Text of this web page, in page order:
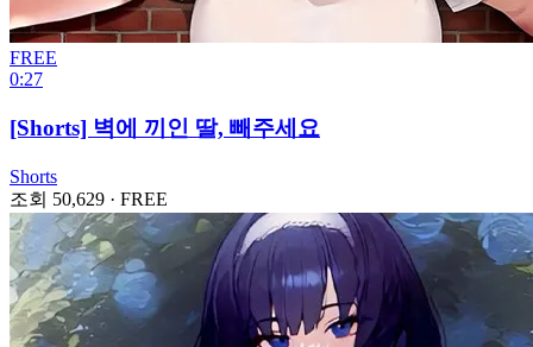
FREE
0:27
[Shorts] 벽에 끼인 딸, 빼주세요
Shorts
조회 50,629 · FREE